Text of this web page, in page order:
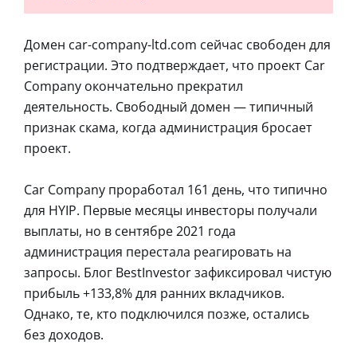
Домен car-company-ltd.com сейчас свободен для
регистрации. Это подтверждает, что проект Car
Company окончательно прекратил
деятельность. Свободный домен — типичный
признак скама, когда администрация бросает
проект.
Car Company проработал 161 день, что типично
для HYIP. Первые месяцы инвесторы получали
выплаты, но в сентябре 2021 года
администрация перестала реагировать на
запросы. Блог BestInvestor зафиксировал чистую
прибыль +133,8% для ранних вкладчиков.
Однако, те, кто подключился позже, остались
без доходов.